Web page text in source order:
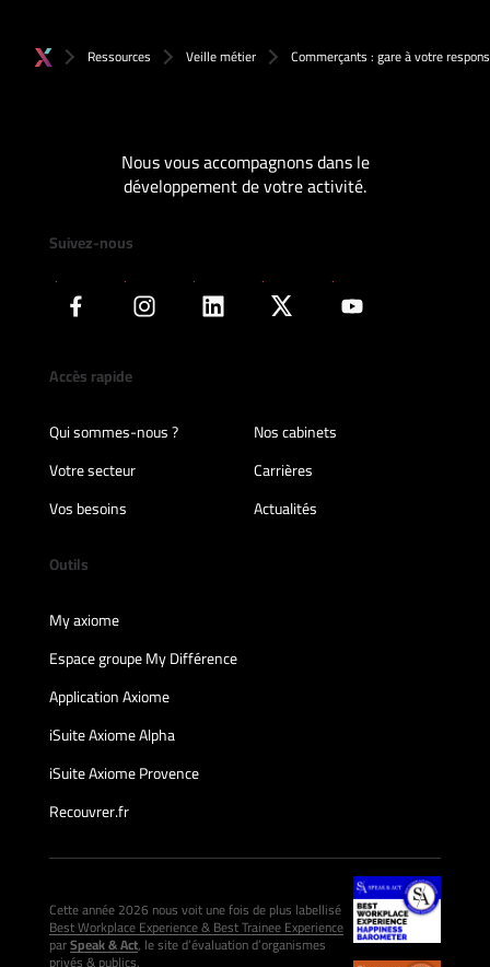
Ressources Veille métier Commerçants : gare à votre
Nous vous accompagnons dans le
développement de votre activité.
Suivez-nous
Accès rapide
Qui sommes-nous ?
Nos cabinets
Votre secteur
Carrières
Vos besoins
Actualités
Outils
My axiome
Espace groupe My Différence
Application Axiome
iSuite Axiome Alpha
iSuite Axiome Provence
Recouvrer.fr
Cette année 2026 nous voit une fois de plus labellisé
Best Workplace Experience & Best Trainee Experience
parSpeak & Act, le site d’évaluation d’organismes